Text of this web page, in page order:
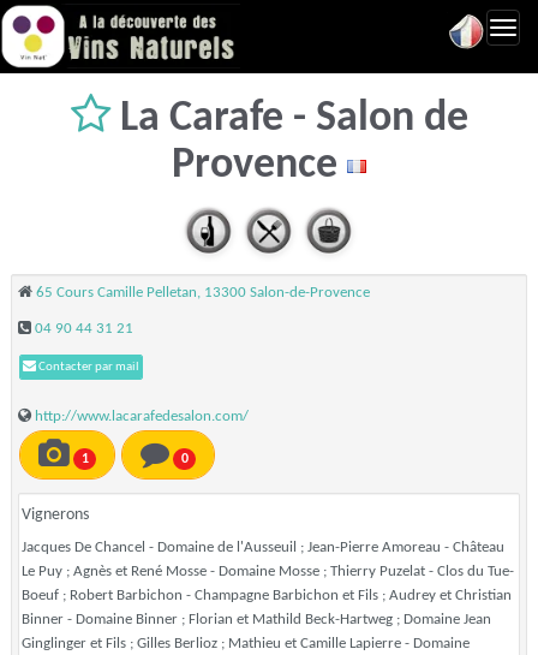
La Carafe - Salon de
Provence
65 Cours Camille Pelletan, 13300 Salon-de-Provence
04 90 44 31 21
Contacter par mail
http://www.lacarafedesalon.com/
1 0
Vignerons
Jacques De Chancel - Domaine de l'Ausseuil ; Jean-Pierre Amoreau - Château
Le Puy ; Agnès et René Mosse - Domaine Mosse ; Thierry Puzelat - Clos du Tue-
Boeuf ; Robert Barbichon - Champagne Barbichon et Fils ; Audrey et Christian
Binner - Domaine Binner ; Florian et Mathild Beck-Hartweg ; Domaine Jean
Ginglinger et Fils ; Gilles Berlioz ; Mathieu et Camille Lapierre - Domaine